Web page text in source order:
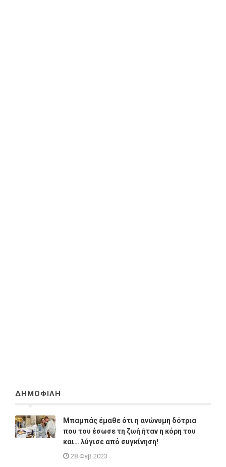
ΔΗΜΟΦΙΛΗ
Μπαμπάς έμαθε ότι η ανώνυμη δότρια
που του έσωσε τη ζωή ήταν η κόρη του
και… λύγισε από συγκίνηση!
28 Φεβ 2023